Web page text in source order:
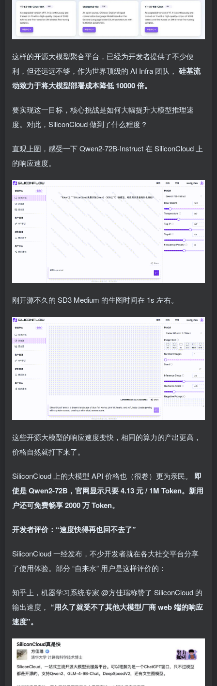
这样的开源大模型聚合平台，已经为开发者提供了不少便
利，但还远远不够，作为世界顶级的 AI Infra 团队， 硅基流
动致力于将大模型部署成本降低 10000 倍。
要实现这一目标，核心挑战是如何大幅提升大模型推理速
度。对此，SiliconCloud 做到了什么程度？
直观上图，感受一下 Qwen2-72B-Instruct 在 SiliconCloud 上
的响应速度。
刚开源不久的 SD3 Medium 的生图时间在 1s 左右。
这些开源大模型的响应速度变快，相同的算力的产出更高，
价格自然就打下来了。
SiliconCloud 上的大模型 API 价格也（很卷）更为亲民。 即
使是 Qwen2-72B，官网显示只要 4.13 元 / 1M Token。新用
户还可免费畅享 2000 万 Token。
开发者评价：“速度快得再也回不去了”
SiliconCloud 一经发布，不少开发者就在各大社交平台分享
了使用体验。部分 “自来水” 用户是这样评价的：
知乎上，机器学习系统专家 @方佳瑞称赞了 SiliconCloud 的
输出速度， “用久了就受不了其他大模型厂商 web 端的响应
速度”。